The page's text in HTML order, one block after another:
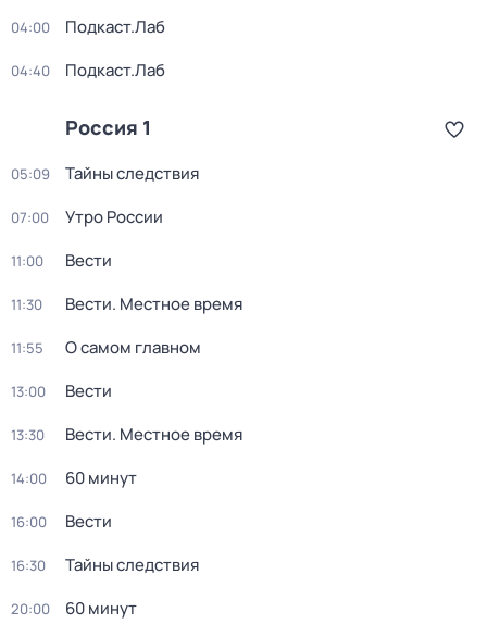
04:00 Подкаст.Лаб
04:40 Подкаст.Лаб
Россия 1
05:09 Тайны следствия
07:00 Утро России
11:00 Вести
11:30 Вести. Местное время
11:55 О самом главном
13:00 Вести
13:30 Вести. Местное время
14:00 60 минут
16:00 Вести
16:30 Тайны следствия
20:00 60 минут